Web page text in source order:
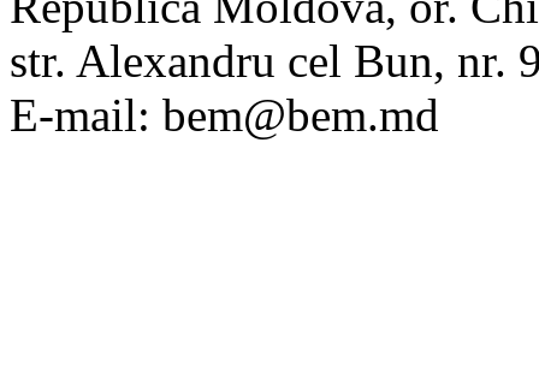
str. Alexandru cel Bun, nr.
E-mail: bem@bem.md